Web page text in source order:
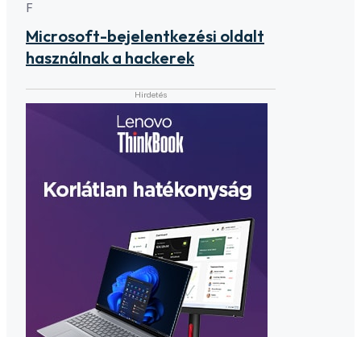
F
Microsoft-bejelentkezési oldalt
használnak a hackerek